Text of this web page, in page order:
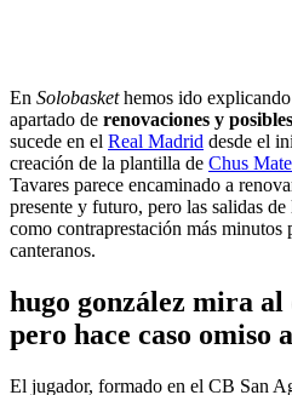
En Solobaskethemos ido
apartado de renovaciones y
sucede en el Real Madrid desde el
creación de la plantilla de Chus
Tavares parece encaminado a
presente y futuro, pero las salidas
como contraprestación más minutos
canteranos.
hugo gonzález mira
pero hace caso omiso
El jugador, formado en el CB San